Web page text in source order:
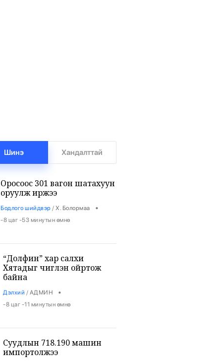
Шинэ Хандалттай
Оросоос 301 вагон шатахуун
оруулж иржээ
Бодлого шийдвэр / Х. Болормаа •
-8 цаг -53 минутын өмнө
“Долфин” хар салхи
Хятадыг чиглэн ойртож
байна
Дэлхий / АДМИН •
-8 цаг -11 минутын өмнө
Суудлын 718.190 машин
импортолжээ